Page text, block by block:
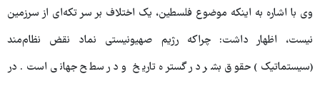
وی با اشاره به اینکه موضوع فلسطین، یک اختلاف بر سر تکه‌ای از سرزمین
نیست، اظهار داشت: چراکه رژیم صهیونیستی نماد نقض نظام‌مند
(سیستماتیک) حقوق بشر در گستره تاریخ و در سطح جهانی است. در